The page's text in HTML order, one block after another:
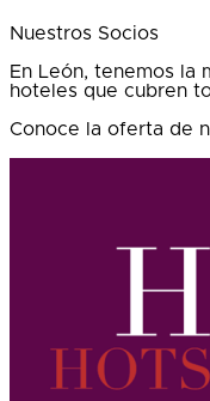
Nuestros Socios
En León, tenemos la
hoteles que cubren
Conoce la oferta de